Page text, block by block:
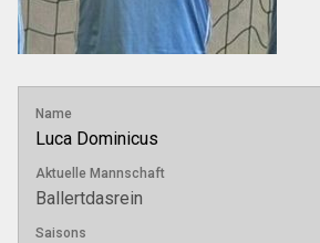
Name
Luca Dominicus
Aktuelle Mannschaft
Ballertdasrein
Saisons